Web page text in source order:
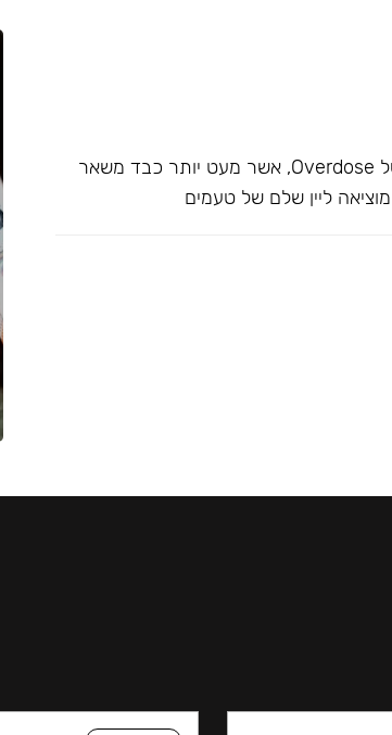
בשנת 2021 Burn הוציא טעם אחד של Overdose, אשר מעט יותר כבד משאר